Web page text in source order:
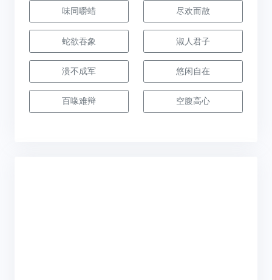
味同嚼蜡 尽欢而散
蛇欲吞象 淑人君子
溃不成军 悠闲自在
百喙难辩 空腹高心